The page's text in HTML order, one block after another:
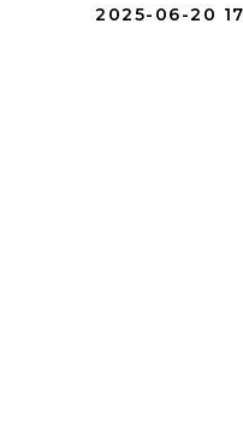
2025-06-20